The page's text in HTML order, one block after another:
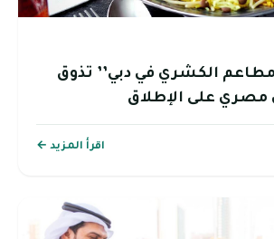
الكشري في دبي’’ تذوق
على الإطلاق
اقرأ المزيد ←